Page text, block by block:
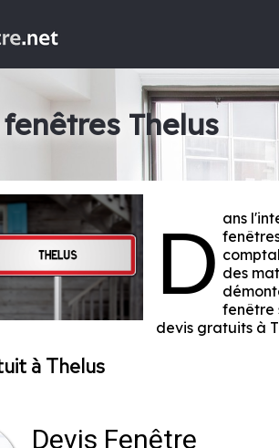
Thelus
D ans
des
fenêtre
devis gratuits à
à Thelus
Devis Fenêtre